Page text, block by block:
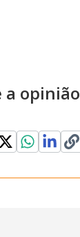
a opinião